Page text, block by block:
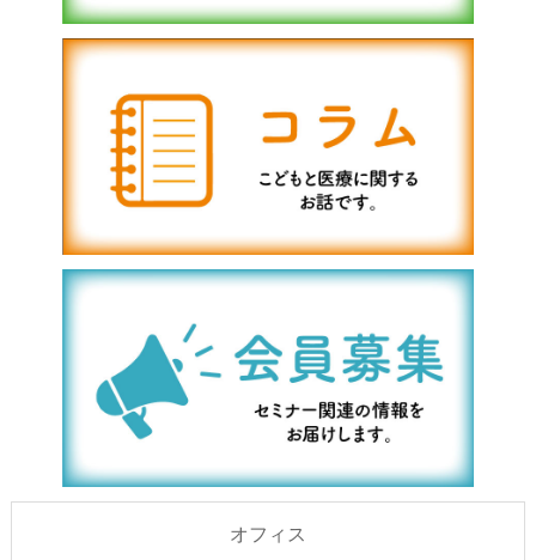
オフィス